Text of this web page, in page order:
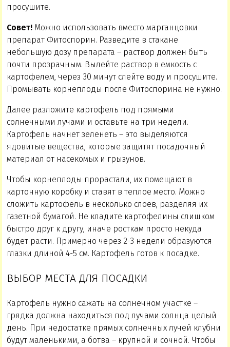
просушите.
Совет! Можно использовать вместо марганцовки
препарат Фитоспорин. Разведите в стакане
небольшую дозу препарата – раствор должен быть
почти прозрачным. Вылейте раствор в емкость с
картофелем, через 30 минут слейте воду и просушите.
Промывать корнеплоды после Фитоспорина не нужно.
Далее разложите картофель под прямыми
солнечными лучами и оставьте на три недели.
Картофель начнет зеленеть – это выделяются
ядовитые вещества, которые защитят посадочный
материал от насекомых и грызунов.
Чтобы корнеплоды прорастали, их помещают в
картонную коробку и ставят в теплое место. Можно
сложить картофель в несколько слоев, разделяя их
газетной бумагой. Не кладите картофелины слишком
быстро друг к другу, иначе росткам просто некуда
будет расти. Примерно через 2-3 недели образуются
глазки длиной 4-5 см. Картофель готов к посадке.
ВЫБОР МЕСТА ДЛЯ ПОСАДКИ
Картофель нужно сажать на солнечном участке –
грядка должна находиться под лучами солнца целый
день. При недостатке прямых солнечных лучей клубни
будут маленькими, а ботва – крупной и сочной. Чтобы